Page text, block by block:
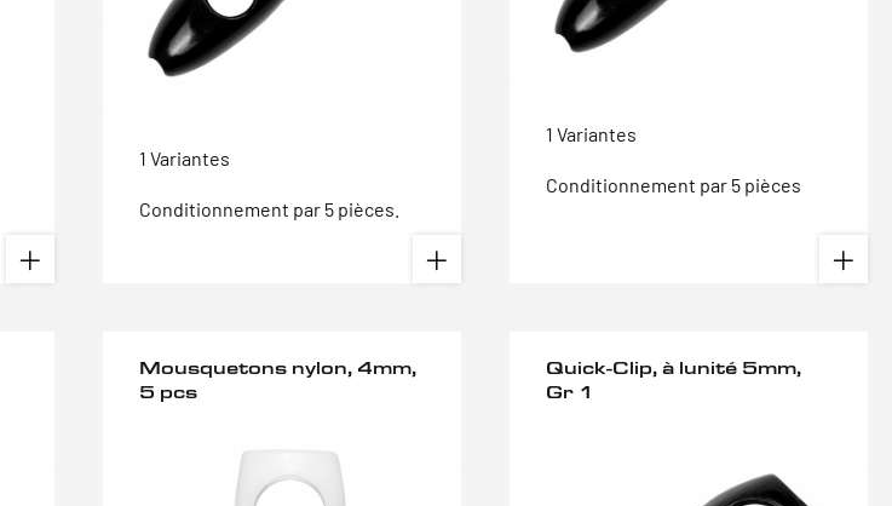
1 Variantes
Conditionnement par 5 pièces.
1 Variantes
Conditionnement par 5 pièces
Mousquetons nylon, 4mm,
5 pcs
Quick-Clip, à lunité 5mm,
Gr 1